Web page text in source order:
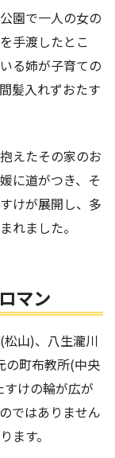
園で一人の女の
手渡したとこ
る姉が子育ての
髪入れずおたす
えたその家のお
に道がつき、そ
けが展開し、多
れました。
マン
山)、八生瀧川
の町布教所(中央
けの輪が広が
ではありません
ます。